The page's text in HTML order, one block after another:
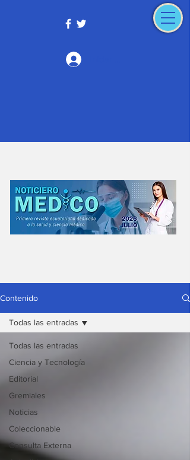
Contenido
Todas las entradas
Ciencia y Tecnología
Editorial
Gremiales
Noticias
Coleccionable
Consulta Externa
Todas las entradas